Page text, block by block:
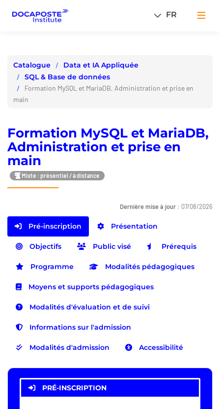
FR
Catalogue
Data et IA Appliquée
SQL & Base de données
Formation MySQL et MariaDB, Administration et prise en
main
Formation MySQL et MariaDB,
Administration et prise en
main
Mixte : présentiel / à distance
Dernière mise à jour : 07/08/2026
Pré-inscription Présentation
Objectifs Public visé Prérequis
Programme Modalités pédagogiques
Moyens et supports pédagogiques
Modalités d'évaluation et de suivi
Informations sur l'admission
Modalités d'admission Accessibilité
PRÉ-INSCRIPTION